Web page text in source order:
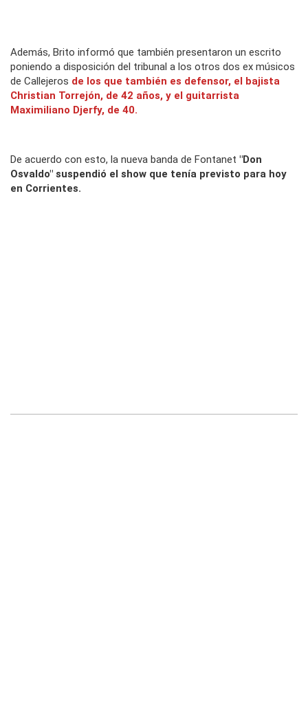
Además, Brito informó que también presentaron un escrito
poniendo a disposición del tribunal a los otros dos ex músicos
de Callejeros de los que también es defensor, el bajista
Christian Torrejón, de 42 años, y el guitarrista
Maximiliano Djerfy, de 40.
De acuerdo con esto, la nueva banda de Fontanet "Don
Osvaldo" suspendió el show que tenía previsto para hoy
en Corrientes.